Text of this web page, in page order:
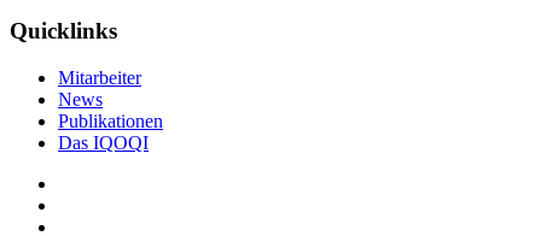
Quicklinks
Mitarbeiter
News
Publikationen
Das IQOQI